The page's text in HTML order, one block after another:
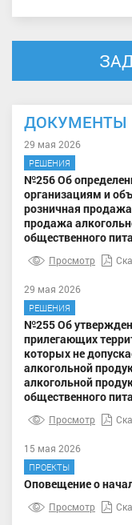
ДОКУМЕНТЫ
29 мая 2026
РЕШЕНИЯ
№256 Об
организациям и
розничная
продажа
общественного
Просмотр
29 мая 2026
РЕШЕНИЯ
№255 Об
прилегающих
которых не
алкогольной
алкогольной
общественного
Просмотр
15 мая 2026
ПРОЕКТЫ
Оповещение о
Просмотр